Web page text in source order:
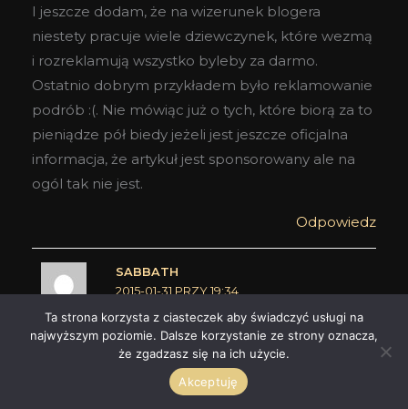
I jeszcze dodam, że na wizerunek blogera
niestety pracuje wiele dziewczynek, które wezmą
i rozreklamują wszystko byleby za darmo.
Ostatnio dobrym przykładem było reklamowanie
podrób :(. Nie mówiąc już o tych, które biorą za to
pieniądze pół biedy jeżeli jest jeszcze oficjalna
informacja, że artykuł jest sponsorowany ale na
ogól tak nie jest.
Odpowiedz
SABBATH
2015-01-31 PRZY 19:34
Z jednej strony to rozumiem. Zasada
wzajemności. Dostajesz coś za darmo to nie
Ta strona korzysta z ciasteczek aby świadczyć usługi na
najwyższym poziomie. Dalsze korzystanie ze strony oznacza,
że zgadzasz się na ich użycie.
Akceptuję